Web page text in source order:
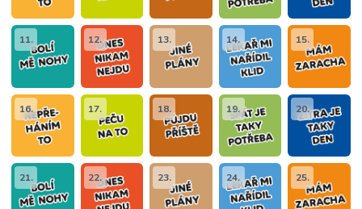
11. 12. 13. 14. 15.
16. 17. 18. 19. 20.
21. 22. 23. 24. 25.